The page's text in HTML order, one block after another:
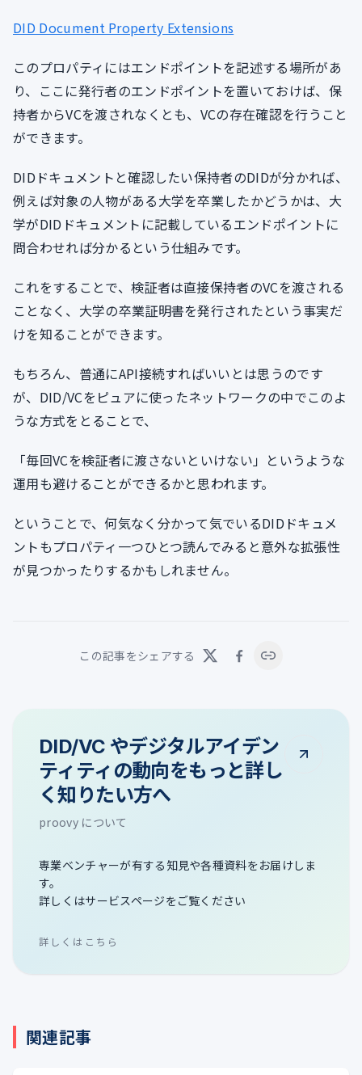
DID Document Property Extensions
このプロパティにはエンドポイントを記述する場所があ
り、ここに発行者のエンドポイントを置いておけば、保
持者からVCを渡されなくとも、VCの存在確認を行うこと
ができます。
DIDドキュメントと確認したい保持者のDIDが分かれば、
例えば対象の人物がある大学を卒業したかどうかは、大
学がDIDドキュメントに記載しているエンドポイントに
問合わせれば分かるという仕組みです。
これをすることで、検証者は直接保持者のVCを渡される
ことなく、大学の卒業証明書を発行されたという事実だ
けを知ることができます。
もちろん、普通にAPI接続すればいいとは思うのです
が、DID/VCをピュアに使ったネットワークの中でこのよ
うな方式をとることで、
「毎回VCを検証者に渡さないといけない」というような
運用も避けることができるかと思われます。
ということで、何気なく分かって気でいるDIDドキュメ
ントもプロパティ一つひとつ読んでみると意外な拡張性
が見つかったりするかもしれません。
この記事をシェアする
DID/VC やデジタルアイデン
ティティの動向をもっと詳し
く知りたい方へ
proovy について
専業ベンチャーが有する知見や各種資料をお届けしま
す。
詳しくはサービスページをご覧ください
詳しくはこちら
関連記事